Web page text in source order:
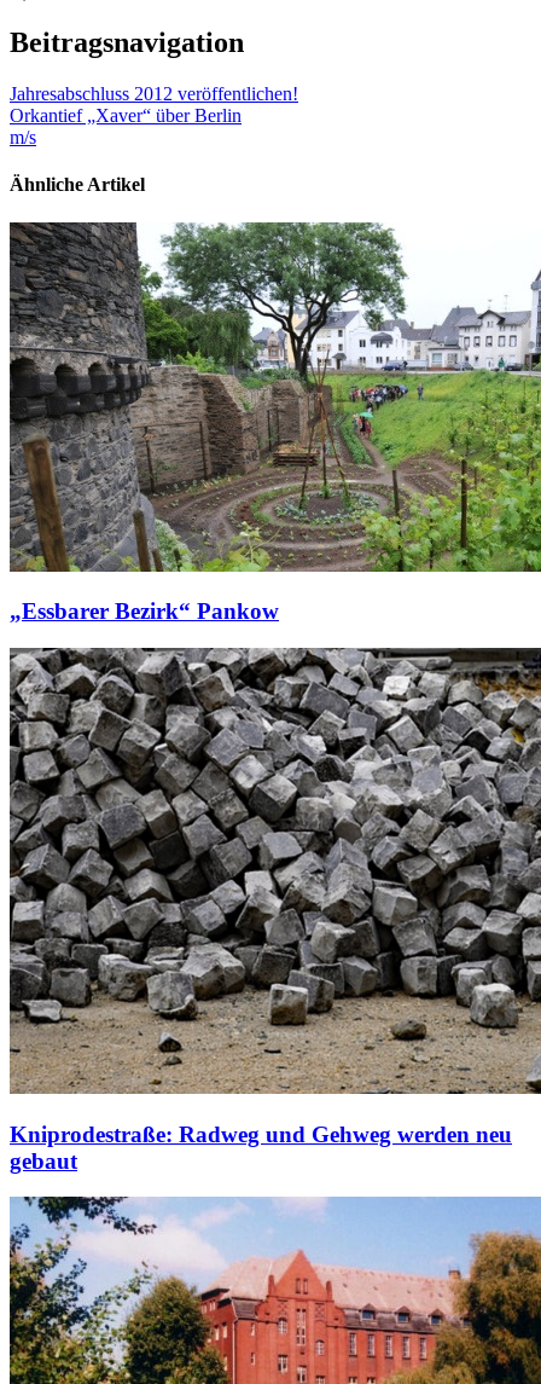
Beitragsnavigation
Jahresabschluss 2012 veröffentlichen!
Orkantief „Xaver“ über Berlin
m/s
Ähnliche Artikel
„Essbarer Bezirk“ Pankow
Kniprodestraße: Radweg und Gehweg werden neu
gebaut